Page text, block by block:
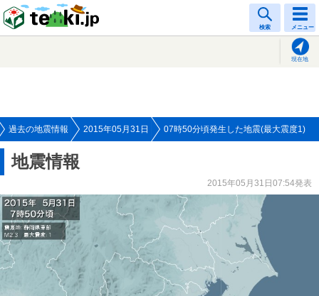
検索 メニュー
現在地
過去の地震情報 2015年05月31日 07時50分頃発生した地震(最大震度1)
地震情報
2015年05月31日07:54発表